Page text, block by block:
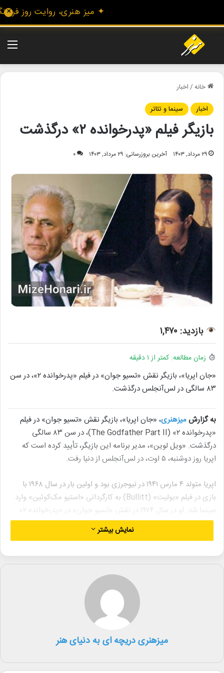
خانه/اخبار
اخبار
سینما و تئاتر
بازیگر فیلم «پدرخوانده ۲» درگذشت
۲۹ مرداد, ۱۴۰۳ آخرین بروزرسانی: ۲۹ مرداد, ۱۴۰۳ ۰
بازدید: ۱,۴۷۰
زمان مطالعه: کمتر از ۱ دقیقه
«جان اپریا»، بازیگر نقش «تسیو جوان» در فیلم «پدرخوانده ۲»، در سن
۸۳ سالگی در لس‌آنجلس درگذشت.
به گزارش میزهنری، «جان اپریا»، بازیگر نقش «تسیو جوان» در فیلم
«پدرخوانده ۲» (The Godfather Part II)، در سن ۸۳ سالگی
درگذشت. «ویل لوین»، مدیر برنامه این بازیگر، تأیید کرده است که
اپریا روز دوشنبه، ۵ اوت، در لس‌آنجلس از دنیا رفت.
اپریا متولد ۴ مارس ۱۹۴۱ در نیوجرزی بود و اولین بار در سال ۱۹۶۸ با
بازی در فیلم «بولیت» (Bullitt) به کارگردانی «استیو مک‌کوئین» وارد
ظاهر شد؛ نقشی که پس از تست بازیگری برای نقش «مایکل کارلئونه»
در «پدرخوانده» اول به او رسید.
او همچنین در فیلم‌هایی چون «بازی» (The Game)، «کاندیدای
(Dead Man on Campus) به ایفای نقش پرداخته بود. در تلویزیون،
اپریا بیشتر به خاطر بازی در نقش «نیک کاتسوپولیس» در سریال «فولر
هوس» (Fuller House) شناخته می‌شد و در اپیزودهایی از سریال‌های
نمایش بیشتر
میزهنری دریچه ای به دنیای هنر
✕ ✦ میز هنری، روایت روز